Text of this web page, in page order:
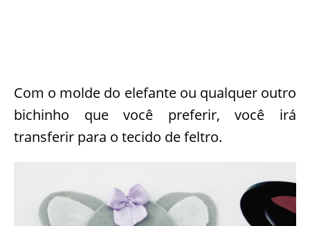
Com o molde do elefante ou qualquer outro
bichinho que você preferir, você irá
transferir para o tecido de feltro.